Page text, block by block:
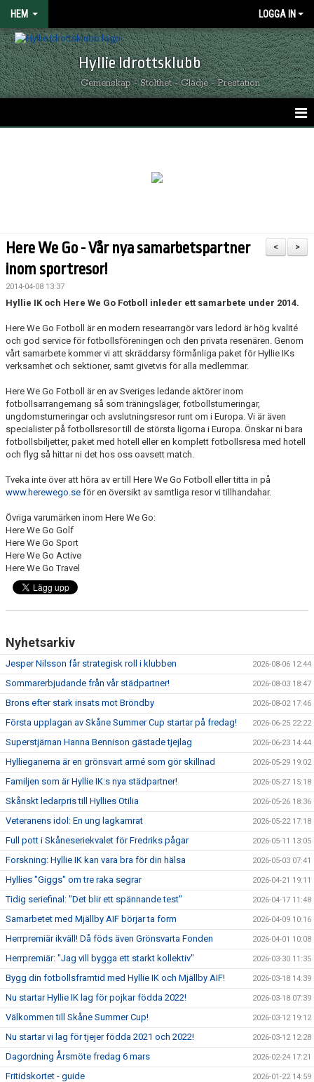
HEM LOGGA IN
Hyllie Idrottsklubb
Gemenskap - Stolthet - Glädje - Prestation
KIOSKEN
SPONSORER
HYLLIEDAGEN
FÖR BESÖKARE
MEDLEMSKAP
>
<
Here We Go - Vår nya samarbetspartner
inom sportresor!
2014-04-08 13:37
Hyllie IK och Here We Go Fotboll inleder ett samarbete under 2014.
Here We Go Fotboll är en modern researrangör vars ledord är hög kvalité
och god service för fotbollsföreningen och den privata resenären. Genom
vårt samarbete kommer vi att skräddarsy förmånliga paket för Hyllie IKs
verksam­het och sektioner, samt givetvis för alla medlemmar.
Here We Go Fotboll är en av Sveriges ledande aktörer inom
fotbollsarrangemang så som träningsläger, fotbollsturneringar,
ungdomsturneringar och avslutningsresor runt om i Europa. Vi är även
specialister på fotbollsresor till de största ligorna i Europa. Önskar ni bara
fotbollsbiljetter, paket med hotell eller en komplett fotbollsresa med hotell
och flyg så hittar ni det hos oss oavsett match.
Tveka inte över att höra av er till Here We Go Fotboll eller titta in på
www.herewego.se för en översikt av samtliga resor vi tillhandahar.
Övriga varumärken inom Here We Go:
Here We Go Golf
Here We Go Sport
Here We Go Active
Here We Go Travel
Nyhetsarkiv
Jesper Nilsson får strategisk roll i klubben 2026-08-06 12:44
Sommarerbjudande från vår städpartner! 2026-08-03 18:47
Brons efter stark insats mot Bröndby 2026-08-02 17:46
Första upplagan av Skåne Summer Cup startar på fredag! 2026-06-25 22:22
Superstjärnan Hanna Bennison gästade tjejlag 2026-06-23 14:44
Hyllieganerna är en grönsvart armé som gör skillnad 2026-05-29 19:02
Familjen som är Hyllie IK:s nya städpartner! 2026-05-27 15:18
Skånskt ledarpris till Hyllies Otilia 2026-05-26 18:36
Veteranens idol: En ung lagkamrat 2026-05-22 17:18
Full pott i Skåneseriekvalet för Fredriks pågar 2026-05-11 13:05
Forskning: Hyllie IK kan vara bra för din hälsa 2026-05-03 07:41
Hyllies "Giggs" om tre raka segrar 2026-04-21 19:11
Tidig seriefinal: "Det blir ett spännande test" 2026-04-17 11:48
Samarbetet med Mjällby AIF börjar ta form 2026-04-09 10:16
Herrpremiär ikväll! Då föds även Grönsvarta Fonden 2026-04-01 10:08
Herrpremiär: "Jag vill bygga ett starkt kollektiv" 2026-03-30 11:35
Bygg din fotbollsframtid med Hyllie IK och Mjällby AIF! 2026-03-18 14:39
Nu startar Hyllie IK lag för pojkar födda 2022! 2026-03-18 07:39
Välkommen till Skåne Summer Cup! 2026-03-12 19:12
Nu startar vi lag för tjejer födda 2021 och 2022! 2026-03-12 12:28
Dagordning Årsmöte fredag 6 mars 2026-02-24 17:21
Fritidskortet - guide 2026-01-22 14:59